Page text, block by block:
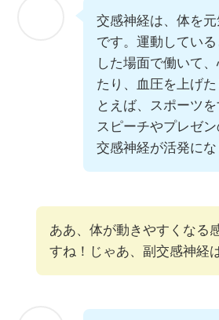
交感神経は、体を
です。運動してい
した場面で働いて
たり、血圧を上げ
とえば、スポーツを
スピーチやプレゼ
交感神経が活発にな
ああ、体が動きやすくなる
すね！じゃあ、副交感神経